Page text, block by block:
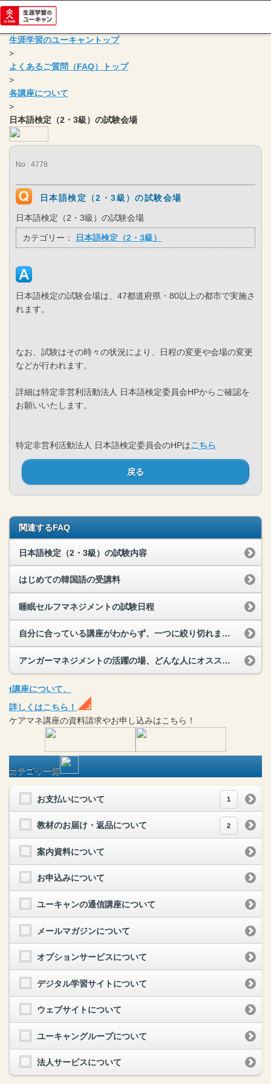
生涯学習のユーキャントップ
>
よくあるご質問（FAQ）トップ
>
各講座について
>
日本語検定（2・3級）の試験会場
No : 4778
日本語検定（2・3級）の試験会場
日本語検定（2・3級）の試験会場
カテゴリー： 日本語検定（2・3級）
日本語検定の試験会場は、47都道府県・80以上の都市で実施さ
れます。
なお、試験はその時々の状況により、日程の変更や会場の変更
などが行われます。
詳細は特定非営利活動法人 日本語検定委員会HPからご確認を
お願いいたします。
特定非営利活動法人 日本語検定委員会のHPはこちら
戻る
関連するFAQ
日本語検定（2・3級）の試験内容
はじめての韓国語の受講料
睡眠セルフマネジメントの試験日程
自分に合っている講座がわからず、一つに絞り切れません。
アンガーマネジメントの活躍の場、どんな人にオススメ？
t講座について、
詳しくはこちら！
ケアマネ講座の資料請求やお申し込みはこちら！
カテゴリ一覧
お支払いについて 1
教材のお届け・返品について 2
案内資料について
お申込みについて
ユーキャンの通信講座について
メールマガジンについて
オプションサービスについて
デジタル学習サイトについて
ウェブサイトについて
ユーキャングループについて
法人サービスについて